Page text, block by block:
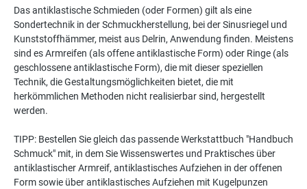
Das antiklastische Schmieden (oder Formen) gilt als eine
Sondertechnik in der Schmuckherstellung, bei der Sinusriegel und
Kunststoffhämmer, meist aus Delrin, Anwendung finden. Meistens
sind es Armreifen (als offene antiklastische Form) oder Ringe (als
geschlossene antiklastische Form), die mit dieser speziellen
Technik, die Gestaltungsmöglichkeiten bietet, die mit
herkömmlichen Methoden nicht realisierbar sind, hergestellt
werden.
TIPP: Bestellen Sie gleich das passende Werkstattbuch "Handbuch
Schmuck" mit, in dem Sie Wissenswertes und Praktisches über
antiklastischer Armreif, antiklastisches Aufziehen in der offenen
Form sowie über antiklastisches Aufziehen mit Kugelpunzen